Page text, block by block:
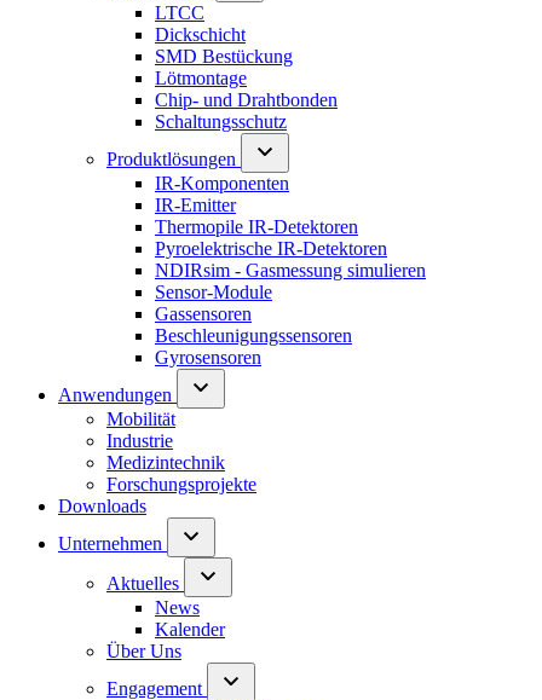
LTCC
Dickschicht
SMD Bestückung
Lötmontage
Chip- und Drahtbonden
Schaltungsschutz
Produktlösungen
IR-Komponenten
IR-Emitter
Thermopile IR-Detektoren
Pyroelektrische IR-Detektoren
NDIRsim - Gasmessung simulieren
Sensor-Module
Gassensoren
Beschleunigungssensoren
Gyrosensoren
Anwendungen
Mobilität
Industrie
Medizintechnik
Forschungsprojekte
Downloads
Unternehmen
Aktuelles
News
Kalender
Über Uns
Engagement